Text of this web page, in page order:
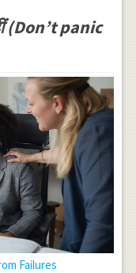
(Don’t panic
Failures